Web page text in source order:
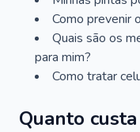
Como prevenir
Quais são os
para mim?
Como tratar
Quanto